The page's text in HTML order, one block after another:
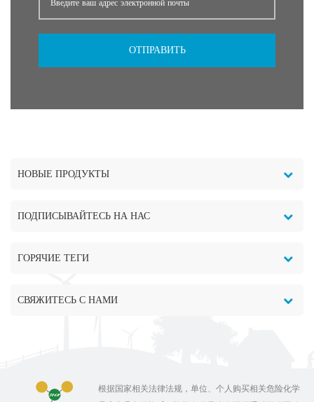
ОТПРАВИТЬ
НОВЫЕ ПРОДУКТЫ
ПОДПИСЫВАЙТЕСЬ НА НАС
ГОРЯЧИЕ ТЕГИ
СВЯЖИТЕСЬ С НАМИ
根据国家相关法律法规，单位、个人购买相关危险化学